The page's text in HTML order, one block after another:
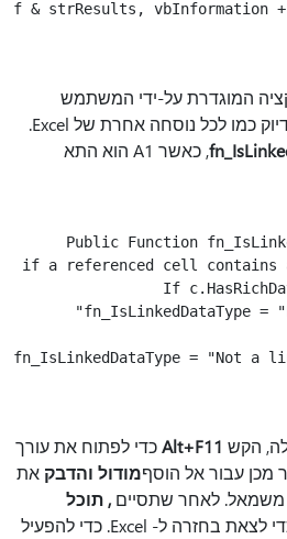
המוגדרת על-ידי המשתמש
(UDF), ואתה מפנה אליה בדיוק כמו לכל נוסחה אחרת של Excel.
, כאשר A1 הוא התא
הקש Alt+F11כדי לפתוח את עורך
מכן עבור אל הוסףמודול והדבק את
לאחר שתסיים , תוכל
בקיצור Alt+Q כדי לצאת בחזרה ל- Excel. כדי להפעיל